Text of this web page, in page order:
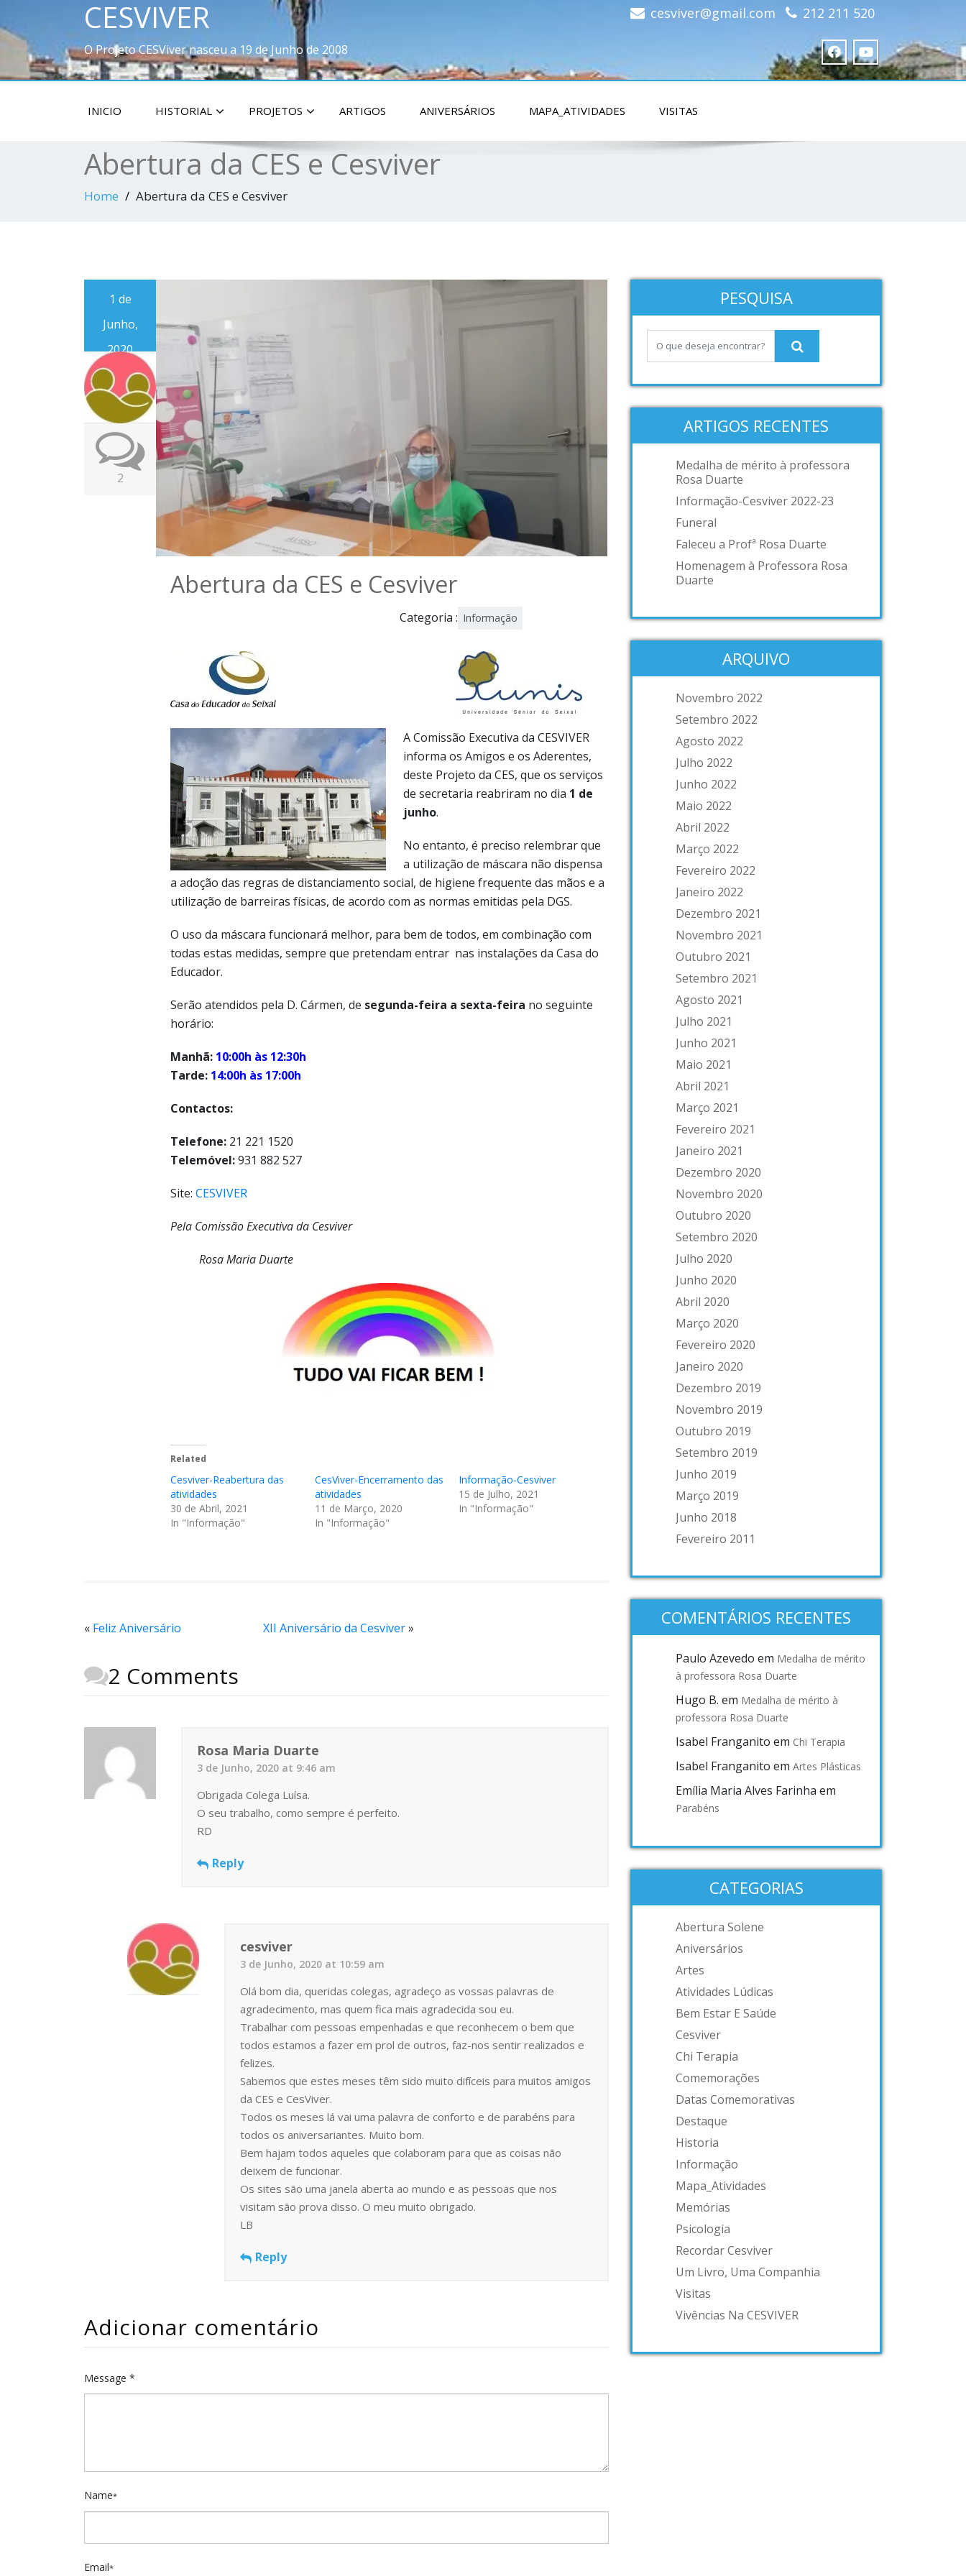
CESVIVER
O Projeto CESViver nasceu a 19 de Junho de 2008
cesviver@gmail.com 212 211 520
INICIO HISTORIAL PROJETOS ARTIGOS ANIVERSÁRIOS MAPA_ATIVIDADES VISITAS
Abertura da CES e Cesviver
Home Abertura da CES e Cesviver
1 de
Junho,
2020
2
Abertura da CES e Cesviver
Categoria : Informação
A Comissão Executiva da CESVIVER
informa os Amigos e os Aderentes,
deste Projeto da CES, que os serviços
de secretaria reabriram no dia 1 de
junho.
No entanto, é preciso relembrar que
a utilização de máscara não dispensa
a adoção das regras de distanciamento social, de higiene frequente das mãos e a
utilização de barreiras físicas, de acordo com as normas emitidas pela DGS.
O uso da máscara funcionará melhor, para bem de todos, em combinação com
todas estas medidas, sempre que pretendam entrar nas instalações da Casa do
Educador.
Serão atendidos pela D. Cármen, de segunda-feira a sexta-feira no seguinte
horário:
Manhã: 10:00h às 12:30h
Tarde: 14:00h às 17:00h
Contactos:
Telefone: 21 221 1520
Telemóvel:931 882 527
Site: CESVIVER
Pela Comissão Executiva da Cesviver
Rosa Maria Duarte
Related
Cesviver-Reabertura das
atividades
30 de Abril, 2021
In "Informação"
CesViver-Encerramento das
atividades
11 de Março, 2020
In "Informação"
Informação-Cesviver
15 de Julho, 2021
In "Informação"
« Feliz Aniversário XII Aniversário da Cesviver»
2 Comments
Rosa Maria Duarte
3 de Junho, 2020 at 9:46 am
Obrigada Colega Luísa.
O seu trabalho, como sempre é perfeito.
RD
Reply
cesviver
3 de Junho, 2020 at 10:59 am
Olá bom dia, queridas colegas, agradeço as vossas palavras de
agradecimento, mas quem fica mais agradecida sou eu.
Trabalhar com pessoas empenhadas e que reconhecem o bem que
todos estamos a fazer em prol de outros, faz-nos sentir realizados e
felizes.
Sabemos que estes meses têm sido muito difíceis para muitos amigos
da CES e CesViver.
Todos os meses lá vai uma palavra de conforto e de parabéns para
todos os aniversariantes. Muito bom.
Bem hajam todos aqueles que colaboram para que as coisas não
deixem de funcionar.
Os sites são uma janela aberta ao mundo e as pessoas que nos
visitam são prova disso. O meu muito obrigado.
LB
Reply
Adicionar comentário
Message *
Name*
Email*
PESQUISA
ARTIGOS RECENTES
Medalha de mérito à professora
Rosa Duarte
Informação-Cesviver 2022-23
Funeral
Faleceu a Profª Rosa Duarte
Homenagem à Professora Rosa
Duarte
ARQUIVO
Novembro 2022
Setembro 2022
Agosto 2022
Julho 2022
Junho 2022
Maio 2022
Abril 2022
Março 2022
Fevereiro 2022
Janeiro 2022
Dezembro 2021
Novembro 2021
Outubro 2021
Setembro 2021
Agosto 2021
Julho 2021
Junho 2021
Maio 2021
Abril 2021
Março 2021
Fevereiro 2021
Janeiro 2021
Dezembro 2020
Novembro 2020
Outubro 2020
Setembro 2020
Julho 2020
Junho 2020
Abril 2020
Março 2020
Fevereiro 2020
Janeiro 2020
Dezembro 2019
Novembro 2019
Outubro 2019
Setembro 2019
Junho 2019
Março 2019
Junho 2018
Fevereiro 2011
COMENTÁRIOS RECENTES
Paulo Azevedo em Medalha de mérito
à professora Rosa Duarte
Hugo B. em Medalha de mérito à
professora Rosa Duarte
Isabel Franganito em Chi Terapia
Isabel Franganito em Artes Plásticas
Emília Maria Alves Farinha em
Parabéns
CATEGORIAS
Abertura Solene
Aniversários
Artes
Atividades Lúdicas
Bem Estar E Saúde
Cesviver
Chi Terapia
Comemorações
Datas Comemorativas
Destaque
Historia
Informação
Mapa_Atividades
Memórias
Psicologia
Recordar Cesviver
Um Livro, Uma Companhia
Visitas
Vivências Na CESVIVER